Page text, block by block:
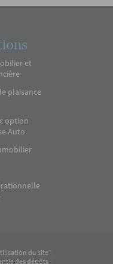
et
plaisance
option
Auto
du site
des dépôts